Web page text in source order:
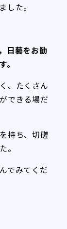
した。
日藝をお勧
、たくさん
できる場だ
持ち、切磋
。
でみてくだ